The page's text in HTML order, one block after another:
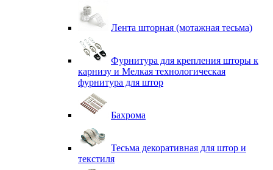
Лента шторная (мотажная тесьма)
Фурнитура для крепления шторы к
карнизу и Мелкая технологическая
фурнитура для штор
Бахрома
Тесьма декоративная для штор и
текстиля